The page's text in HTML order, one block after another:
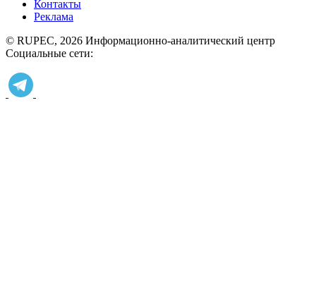
Контакты
Реклама
© RUPEC, 2026 Информационно-аналитический центр
Социальные сети: